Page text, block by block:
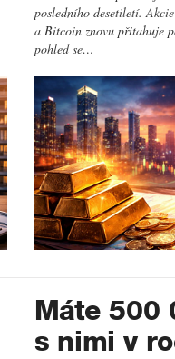
posledního desetiletí.
a Bitcoin znovu přitahuje
pohled se…
Máte 500
s nimi v